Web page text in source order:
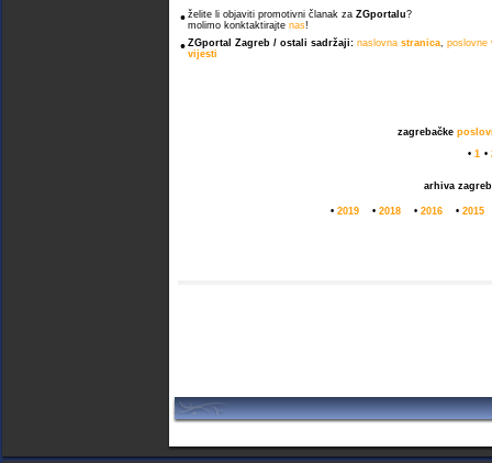
• želite li objaviti promotivni članak za ZGportalu?
molimo konktaktirajte nas!
• ZGportal Zagreb / ostali sadržaji: naslovna stranica, poslovne
vijesti
zagrebačke
• 1 •
arhiva
• 2019 • 2018 • 2016 • 2015